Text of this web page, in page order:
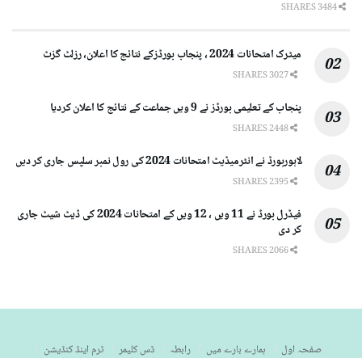
میٹرک امتحانات 2024 ، پنجاب بورڈزکے نتائج کا اعلان، رزلٹ گزٹ
پنجاب کے تعلیمی بورڈز نے 9 ویں جماعت کے نتائج کا اعلان کردیا
لاہوربورڈ نے انٹرمیڈیٹ امتحانات 2024 کی رول نمبر سلپس جاری کر دیں
فیڈرل بورڈ نے 11 ویں ، 12 ویں کے امتحانات 2024 کی ڈیٹ شیٹ جاری
کر دی
صفحہ اول ہمارے بارے میں رابطہ ڈس کلیمر ٹرم اینڈ کنڈیشن